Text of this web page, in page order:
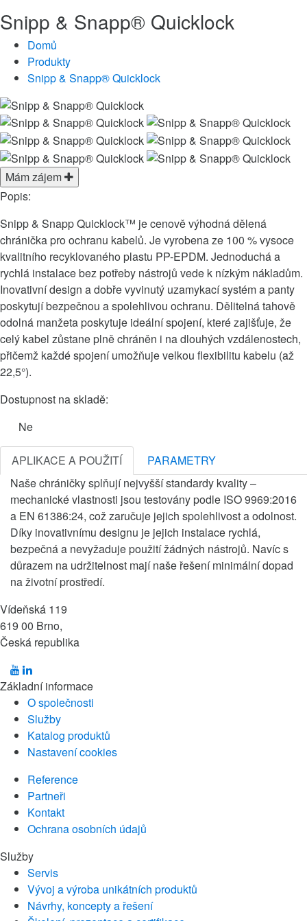
Snipp & Snapp® Quicklock
Domů
Produkty
Snipp & Snapp® Quicklock
Mám zájem
Popis:
Snipp & Snapp Quicklock™ je cenově výhodná dělená
chránička pro ochranu kabelů. Je vyrobena ze 100 % vysoce
kvalitního recyklovaného plastu PP-EPDM. Jednoduchá a
rychlá instalace bez potřeby nástrojů vede k nízkým nákladům.
Inovativní design a dobře vyvinutý uzamykací systém a panty
poskytují bezpečnou a spolehlivou ochranu. Dělitelná tahově
odolná manžeta poskytuje ideální spojení, které zajišťuje, že
celý kabel zůstane plně chráněn i na dlouhých vzdálenostech,
přičemž každé spojení umožňuje velkou flexibilitu kabelu (až
22,5°).
Dostupnost na skladě:
Ne
APLIKACE A POUŽITÍ
PARAMETRY
Naše chráničky splňují nejvyšší standardy kvality –
mechanické vlastnosti jsou testovány podle ISO 9969:2016
a EN 61386:24, což zaručuje jejich spolehlivost a odolnost.
Díky inovativnímu designu je jejich instalace rychlá,
bezpečná a nevyžaduje použití žádných nástrojů. Navíc s
důrazem na udržitelnost mají naše řešení minimální dopad
na životní prostředí.
Vídeňská 119
619 00 Brno,
Česká republika
Základní informace
O společnosti
Služby
Katalog produktů
Nastavení cookies
Reference
Partneři
Kontakt
Ochrana osobních údajů
Služby
Servis
Vývoj a výroba unikátních produktů
Návrhy, koncepty a řešení